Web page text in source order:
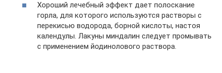
Хороший лечебный эффект дает полоскание
горла, для которого используются растворы с
перекисью водорода, борной кислоты, настоя
календулы. Лакуны миндалин следует промывать
с применением йодинолового раствора.